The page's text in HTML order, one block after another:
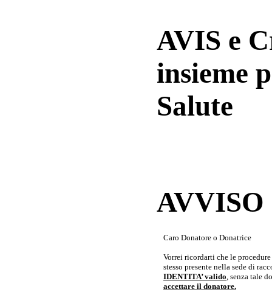
AVIS e
insieme
Salute
Caro Donatore o Donatrice
Vorrei ricordarti che le
stesso presente nella sede di
IDENTITA’ valido, senza tale
accettare il donatore.